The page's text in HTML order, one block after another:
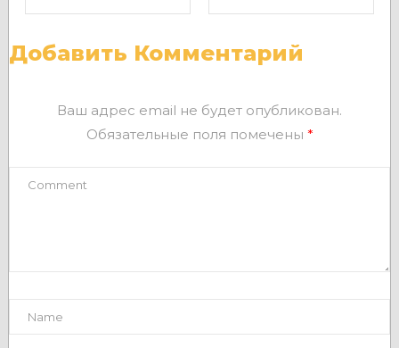
Добавить Комментарий
Ваш адрес email не будет опубликован.
Обязательные поля помечены *